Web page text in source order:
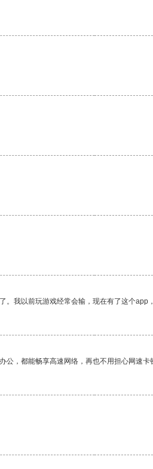
我以前玩游戏经常会输，现在有了这个app
，都能畅享高速网络，再也不用担心网速卡